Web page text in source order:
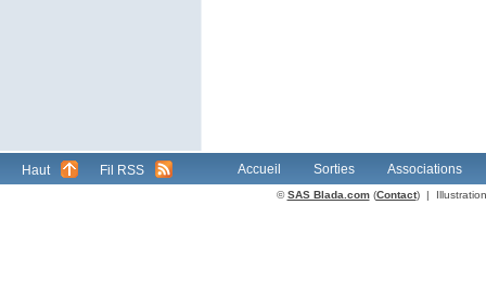
Haut Fil RSS Accueil Sorties Associations
©SAS Blada.com(Contact) |